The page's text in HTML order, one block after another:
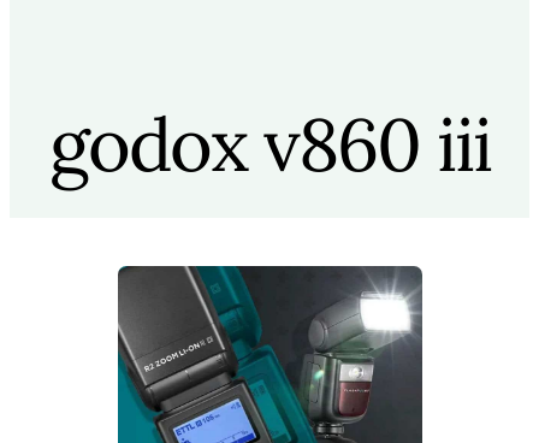
godox v860 iii